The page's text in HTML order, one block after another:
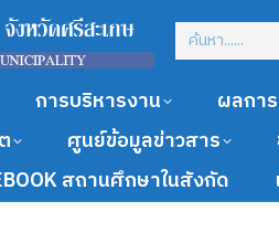
การบริหารงาน ผลกา
ศูนย์ข้อมูลข่าวสาร
สถานศึกษาในสังกัด